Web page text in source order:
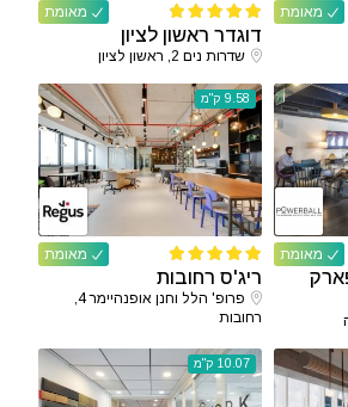
מאומת מאומת
דוגדר ראשון לציון
שדרות נים 2, ראשון לציון
מאומת מאומת
9.58 ק"מ
ריג'ס רחובות
רחובות
10.07 ק"מ